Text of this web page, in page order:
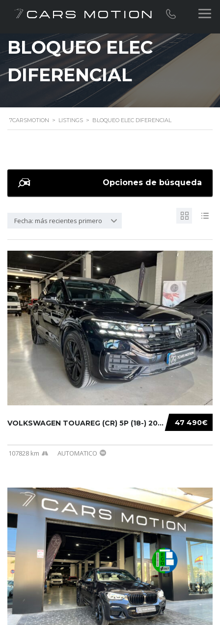
BLOQUEO ELEC
DIFERENCIAL
7CARSMOTION > LISTINGS > BLOQUEO ELEC DIFERENCIAL
Opciones de búsqueda
Fecha: más recientes primero
47 490€
VOLKSWAGEN TOUAREG (CR) 5P (18-) 2021...
107828 km AUTOMATICO